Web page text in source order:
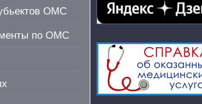
ОМС
по ОМС